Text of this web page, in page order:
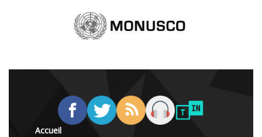
Accueil